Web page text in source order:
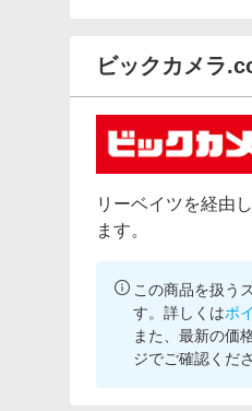
ビックカメラ
リーベイツを経由
ます。
この商品を扱う
す。詳しくはポ
また、最新の価
ジでご確認くださ